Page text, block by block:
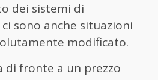
dei sistemi di
sono anche situazioni
modificato.
di fronte a un prezzo